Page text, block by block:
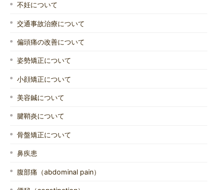
不妊について
交通事故治療について
偏頭痛の改善について
姿勢矯正について
小顔矯正について
美容鍼について
腱鞘炎について
骨盤矯正について
鼻疾患
腹部痛（abdominal pain）